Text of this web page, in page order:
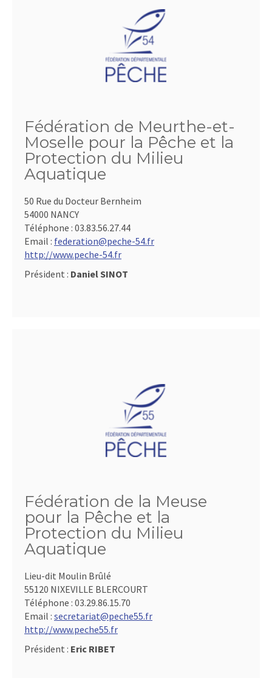
Fédération de Meurthe-et-
Moselle pour la Pêche et la
Protection du Milieu
Aquatique
50 Rue du Docteur Bernheim
54000 NANCY
Téléphone : 03.83.56.27.44
Email : federation@peche-54.fr
http://www.peche-54.fr
Président : Daniel SINOT
Fédération de la Meuse
pour la Pêche et la
Protection du Milieu
Aquatique
Lieu-dit Moulin Brûlé
55120 NIXEVILLE BLERCOURT
Téléphone : 03.29.86.15.70
Email : secretariat@peche55.fr
http://www.peche55.fr
Président : Eric RIBET